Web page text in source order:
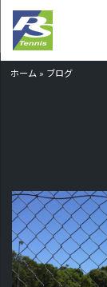
ホーム » ブログ